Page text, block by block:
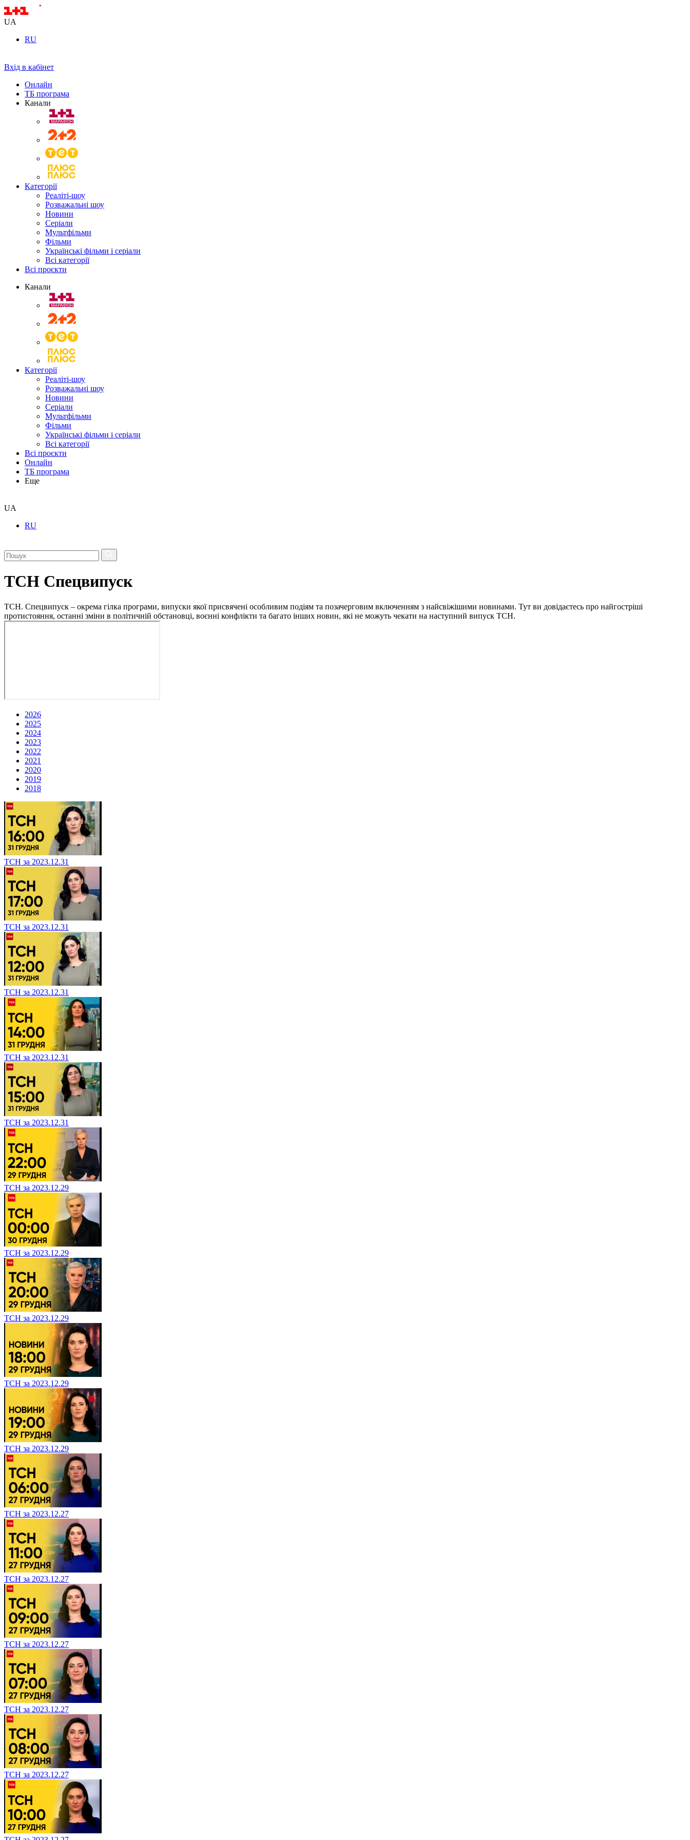
UA
RU
Вхід в кабінет
Онлайн
ТБ програма
Канали
Категорії
Реаліті-шоу
Розважальні шоу
Новини
Серіали
Мультфільми
Фільми
Українські фільми і серіали
Всі категорії
Всі проєкти
Канали
Категорії
Реаліті-шоу
Розважальні шоу
Новини
Серіали
Мультфільми
Фільми
Українські фільми і серіали
Всі категорії
Всі проєкти
Онлайн
ТБ програма
Еще
UA
RU
ТСН Спецвипуск
ТСН. Спецвипуск – окрема гілка програми, випуски якої присвячені особливим подіям та позачерговим включенням з найсвіжішими новинами. Тут ви довідаєтесь про найгостріші
протистояння, останні зміни в політичній обстановці, воєнні конфлікти та багато інших новин, які не можуть чекати на наступний випуск ТСН.
2026
2025
2024
2023
2022
2021
2020
2019
2018
ТСН за 2023.12.31
ТСН за 2023.12.31
ТСН за 2023.12.31
ТСН за 2023.12.31
ТСН за 2023.12.31
ТСН за 2023.12.29
ТСН за 2023.12.29
ТСН за 2023.12.29
ТСН за 2023.12.29
ТСН за 2023.12.29
ТСН за 2023.12.27
ТСН за 2023.12.27
ТСН за 2023.12.27
ТСН за 2023.12.27
ТСН за 2023.12.27